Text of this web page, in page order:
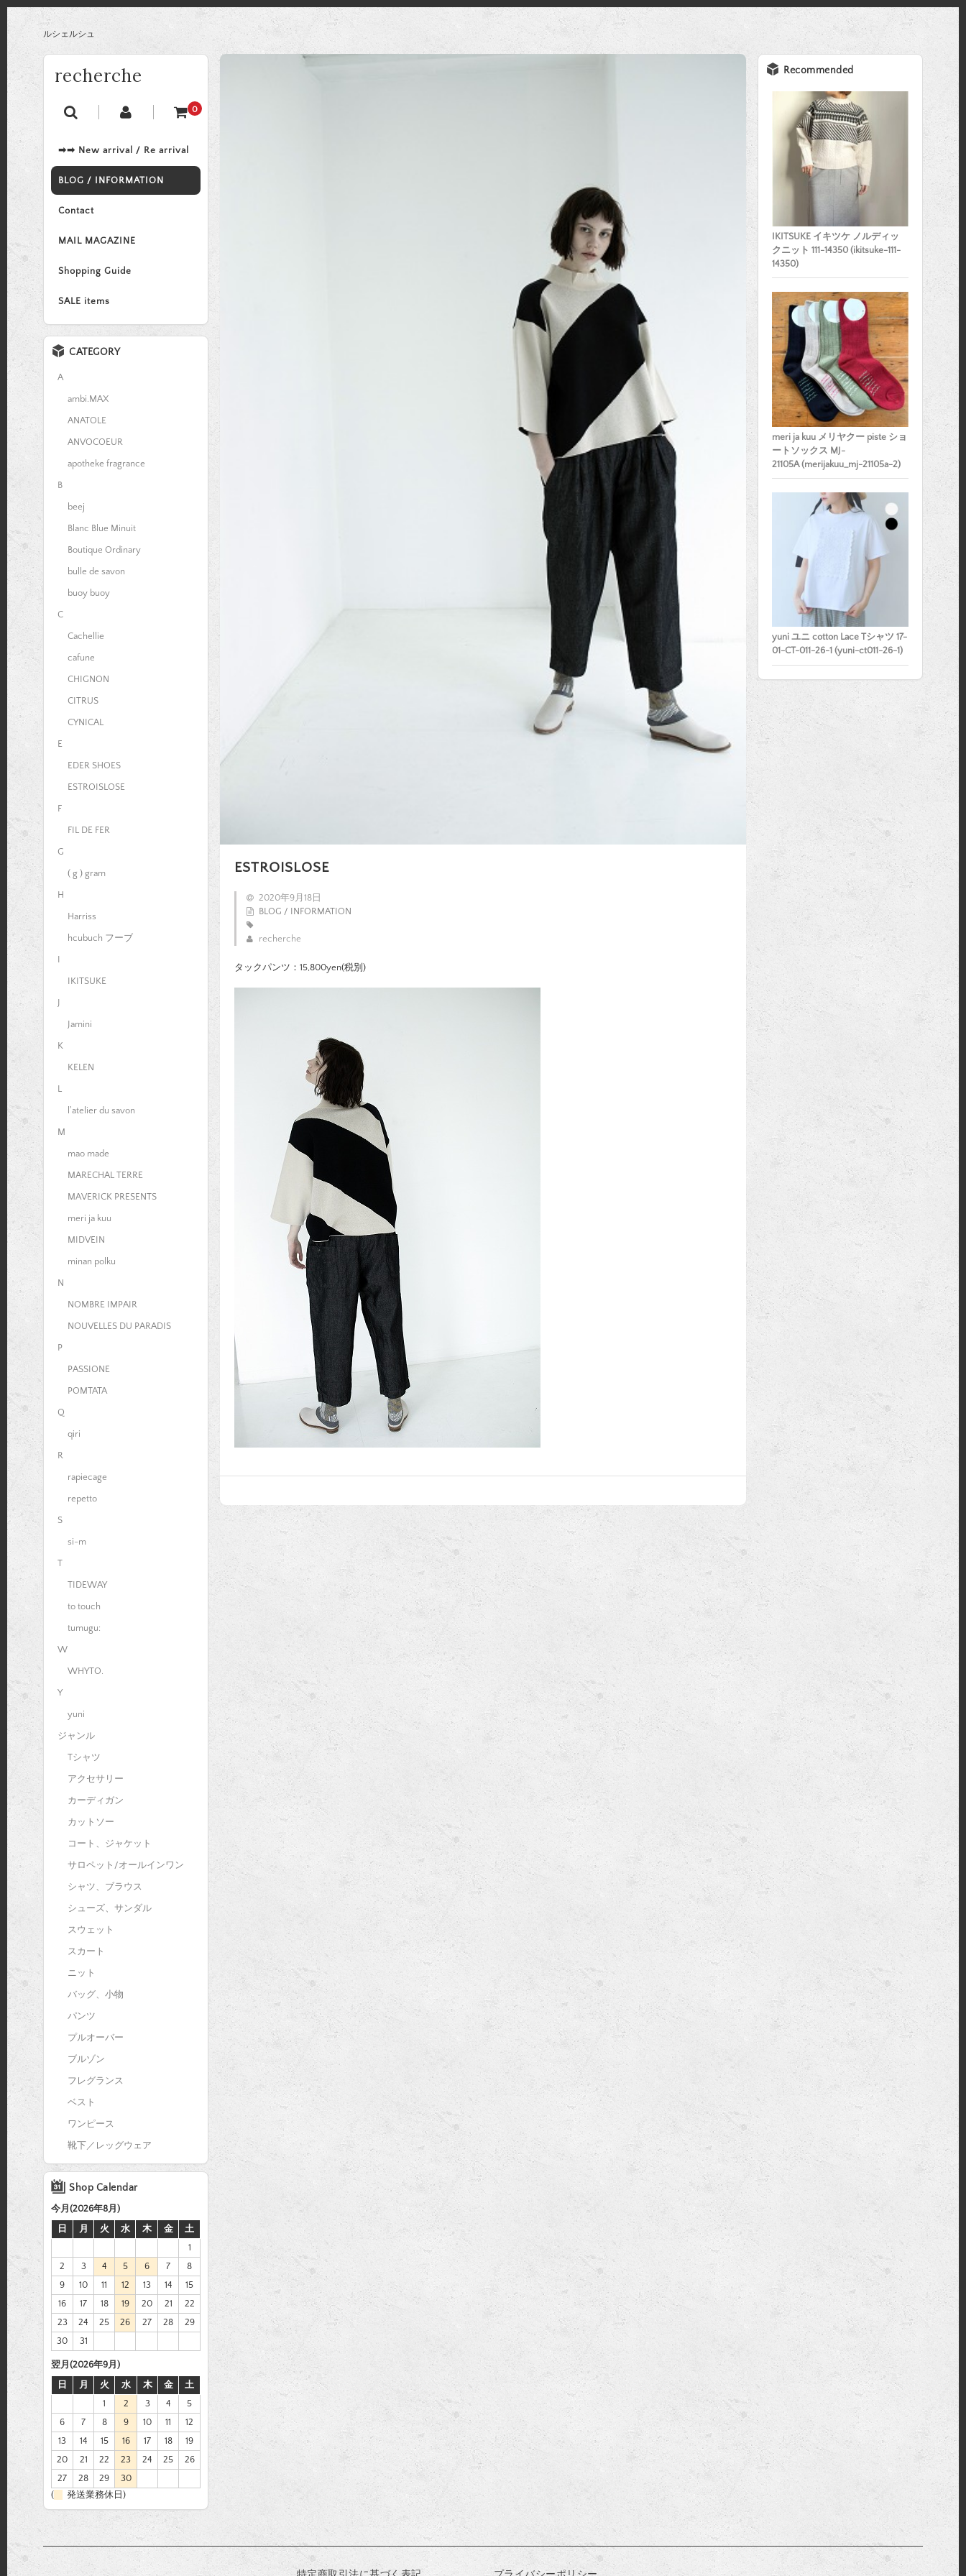
ルシェルシュ
recherche
0
➡➡ New arrival / Re arrival
BLOG / INFORMATION
Contact
MAIL MAGAZINE
Shopping Guide
SALE items
ESTROISLOSE
2020年9月18日
BLOG / INFORMATION
recherche
タックパンツ：15,800yen(税別)
Recommended
IKITSUKE イキツケ ノルディッ
クニット 111-14350 (ikitsuke-111-
14350)
meri ja kuu メリヤクー piste ショ
ートソックス MJ-
21105A (merijakuu_mj-21105a-2)
yuni ユニ cotton Lace Tシャツ 17-
01-CT-011-26-1 (yuni-ct011-26-1)
CATEGORY
A
ambi.MAX
ANATOLE
ANVOCOEUR
apotheke fragrance
B
beej
Blanc Blue Minuit
Boutique Ordinary
bulle de savon
buoy buoy
C
Cachellie
cafune
CHIGNON
CITRUS
CYNICAL
E
EDER SHOES
ESTROISLOSE
F
FIL DE FER
G
( g ) gram
H
Harriss
hcubuch フーブ
IKITSUKE
Jamini
K
KELEN
L
l'atelier du savon
M
mao made
MARECHAL TERRE
MAVERICK PRESENTS
meri ja kuu
MIDVEIN
minan polku
N
NOMBRE IMPAIR
NOUVELLES DU PARADIS
P
PASSIONE
POMTATA
Q
qiri
R
rapiecage
repetto
S
si-m
T
TIDEWAY
to touch
tumugu:
W
WHYTO.
Y
yuni
ジャンル
Tシャツ
アクセサリー
カーディガン
カットソー
コート、ジャケット
サロペット/オールインワン
シャツ、ブラウス
シューズ、サンダル
スウェット
スカート
ニット
バッグ、小物
パンツ
プルオーバー
ブルゾン
フレグランス
ベスト
ワンピース
靴下／レッグウェア
Shop Calendar
今月(2026年8月)
日
月 火 水 木 金
土
1
2
3 4 5 6 7
8
9
10 11 12 13 14
15
16
17 18 19 20 21
22
23
24 25 26 27 28
29
30
31
翌月(2026年9月)
日
月 火 水 木 金
土
1
2 3 4
5
6
7 8 9 10 11
12
13
14 15 16 17 18
19
20
21 22 23 24 25
26
27
28 29
30
(
発送業務休日)